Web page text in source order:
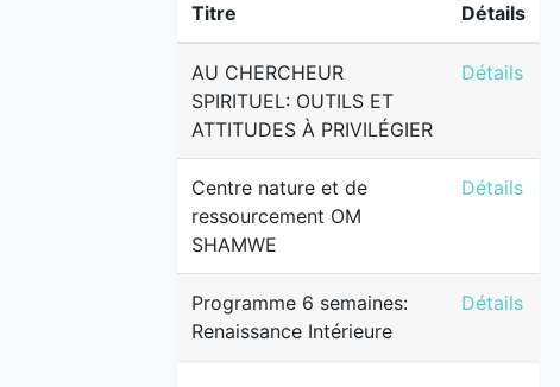
Titre Détails
AU CHERCHEUR
SPIRITUEL: OUTILS ET
ATTITUDES À PRIVILÉGIER
AU
Détails
Centre nature et de
ressourcement OM
SHAMWE
Centre
Détails
Programme 6 semaines:
Renaissance Intérieure
Détails